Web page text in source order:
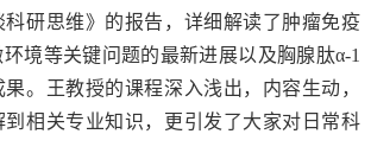
研思维》的报告，详细解读了肿瘤免疫
境等关键问题的最新进展以及胸腺肽α-1
。王教授的课程深入浅出，内容生动，
相关专业知识，更引发了大家对日常科